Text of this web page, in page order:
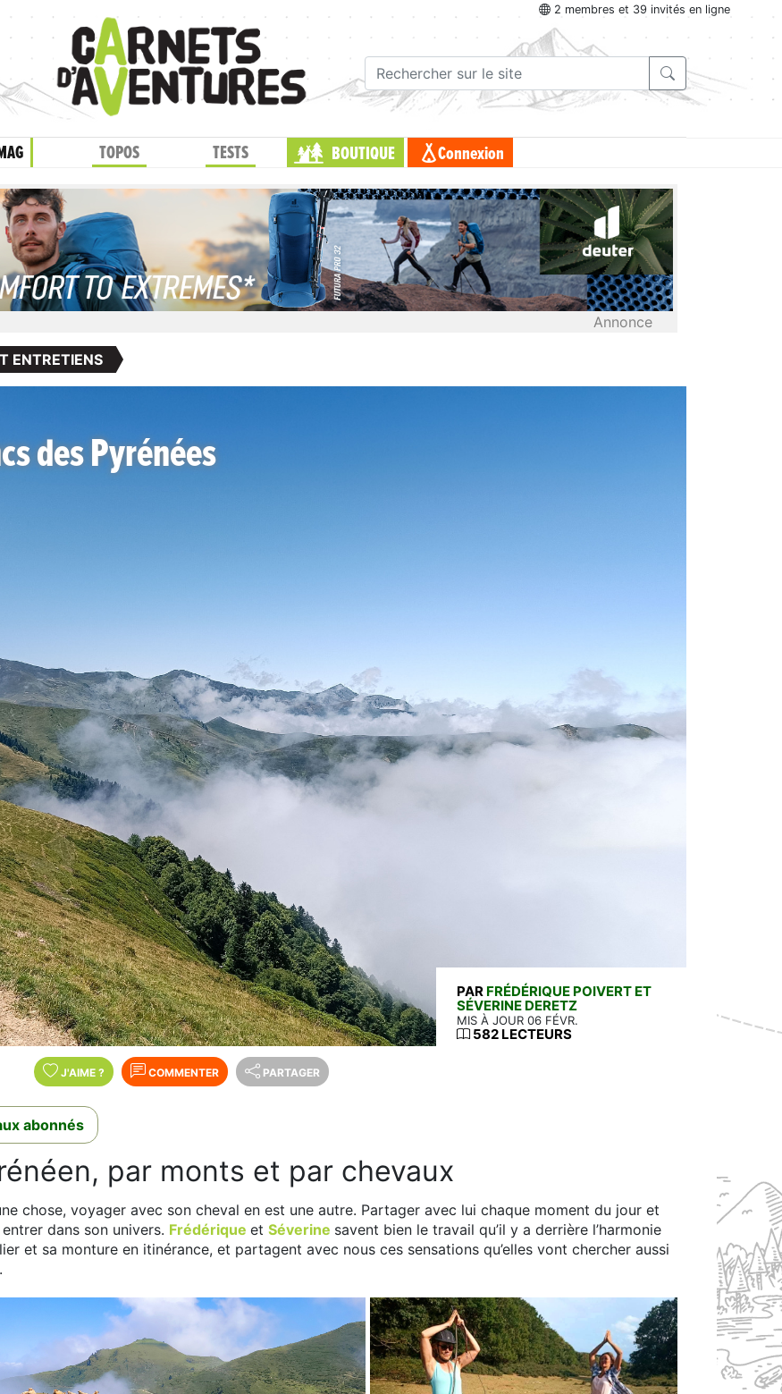
2 membres et 39 invités en ligne
TOPOS TESTS BOUTIQUE Connexion
Annonce
ENTRETIENS
des Pyrénées
PAR FRÉDÉRIQUE POIVERT ET
SÉVERINE DERETZ
MIS À JOUR 06 FÉVR.
582 LECTEURS
J'AIME ? COMMENTER PARTAGER
abonnés
par monts et par chevaux
chose, voyager avec son cheval en est une autre. Partager avec lui chaque moment du jour et
dans son univers. Frédérique et Séverine savent bien le travail qu’il y a derrière l’harmonie
et sa monture en itinérance, et partagent avec nous ces sensations qu’elles vont chercher aussi